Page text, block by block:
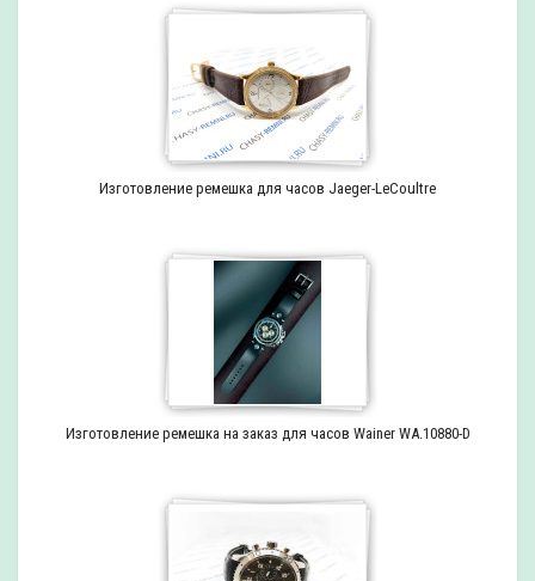
Изготовление ремешка для часов Jaeger-LeCoultre
Изготовление ремешка на заказ для часов Wainer WA.10880-D